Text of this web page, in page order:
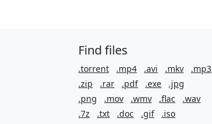
Find files
.torrent .mp4 .avi .mkv
.mp3
.zip
.rar .pdf .exe
.jpg
.png
.mov .wmv .flac
.wav
.7z
.txt .doc .gif .iso